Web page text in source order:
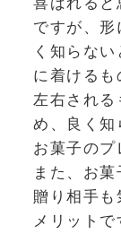
ですが、形
く知らな
に着ける
左右される
め、良く知
お菓子のプ
また、お菓
贈り相手
メリットで